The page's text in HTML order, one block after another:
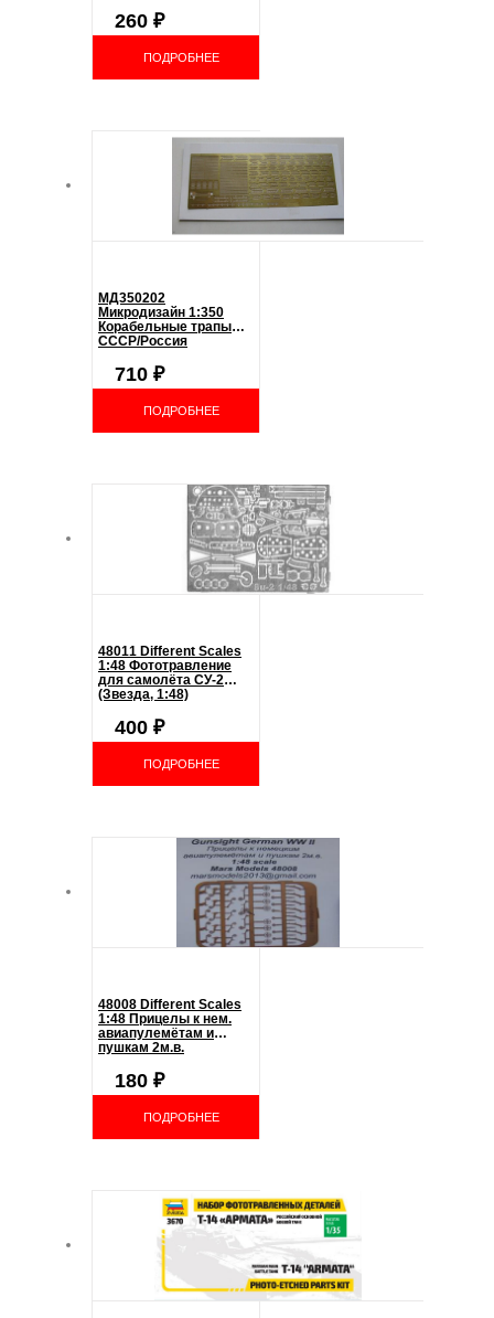
260 ₽
ПОДРОБНЕЕ
МД350202
Микродизайн 1:350
Корабельные трапы
СССР/Россия
710 ₽
ПОДРОБНЕЕ
48011 Different Scales
1:48 Фототравление
для самолёта СУ-2
(Звезда, 1:48)
400 ₽
ПОДРОБНЕЕ
48008 Different Scales
1:48 Прицелы к нем.
авиапулемётам и
пушкам 2м.в.
180 ₽
ПОДРОБНЕЕ